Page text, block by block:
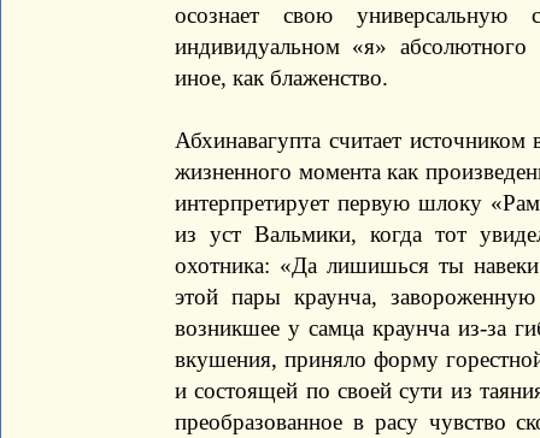
осознает свою
индивидуальном «я»
иное, как блаженство.
Абхинавагупта считает
жизненного момента как
интерпретирует первую шлоку
из уст Вальмики, когда тот
охотника: «Да лишишься ты
этой пары краунча,
возникшее у самца краунча из-за
вкушения, приняло форму
и состоящей по своей сути из
преобразованное в расу чувство